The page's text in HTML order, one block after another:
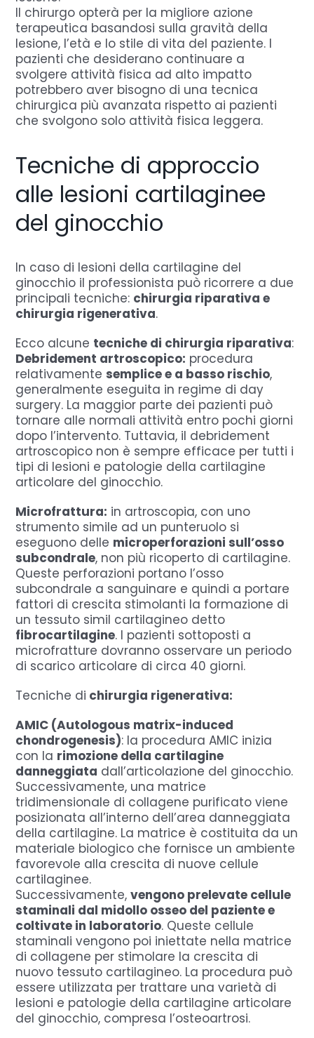
Il chirurgo opterà per la migliore azione
terapeutica basandosi sulla gravità della
lesione, l’età e lo stile di vita del paziente. I
pazienti che desiderano continuare a
svolgere attività fisica ad alto impatto
potrebbero aver bisogno di una tecnica
chirurgica più avanzata rispetto ai pazienti
che svolgono solo attività fisica leggera.
Tecniche di approccio
alle lesioni cartilaginee
del ginocchio
In caso di lesioni della cartilagine del
ginocchio il professionista può ricorrere a due
principali tecniche: chirurgia riparativa e
chirurgia rigenerativa.
Ecco alcune tecniche di chirurgia riparativa:
Debridement artroscopico: procedura
relativamentesemplice e a basso rischio,
generalmente eseguita in regime di day
surgery. La maggior parte dei pazienti può
tornare alle normali attività entro pochi giorni
dopo l’intervento. Tuttavia, il debridement
artroscopico non è sempre efficace per tutti i
tipi di lesioni e patologie della cartilagine
articolare del ginocchio.
Microfrattura: in artroscopia, con uno
strumento simile ad un punteruolo si
eseguono delle microperforazioni sull’osso
subcondrale, non più ricoperto di cartilagine.
Queste perforazioni portano l’osso
subcondrale a sanguinare e quindi a portare
fattori di crescita stimolanti la formazione di
un tessuto simil cartilagineo detto
fibrocartilagine. I pazienti sottoposti a
microfratture dovranno osservare un periodo
di scarico articolare di circa 40 giorni.
Tecniche di chirurgia rigenerativa:
AMIC (Autologous matrix-induced
chondrogenesis): la procedura AMIC inizia
con la rimozione della cartilagine
danneggiata dall’articolazione del ginocchio.
Successivamente, una matrice
tridimensionale di collagene purificato viene
posizionata all’interno dell’area danneggiata
della cartilagine. La matrice è costituita da un
materiale biologico che fornisce un ambiente
favorevole alla crescita di nuove cellule
cartilaginee.
Successivamente,vengono prelevate cellule
staminali dal midollo osseo del paziente e
coltivate in laboratorio. Queste cellule
staminali vengono poi iniettate nella matrice
di collagene per stimolare la crescita di
nuovo tessuto cartilagineo. La procedura può
essere utilizzata per trattare una varietà di
lesioni e patologie della cartilagine articolare
del ginocchio, compresa l’osteoartrosi.